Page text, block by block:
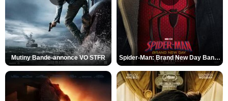
Mutiny Bande-annonce VO STFR Spider-Man: Brand New Day Bande-annonce VO STFR